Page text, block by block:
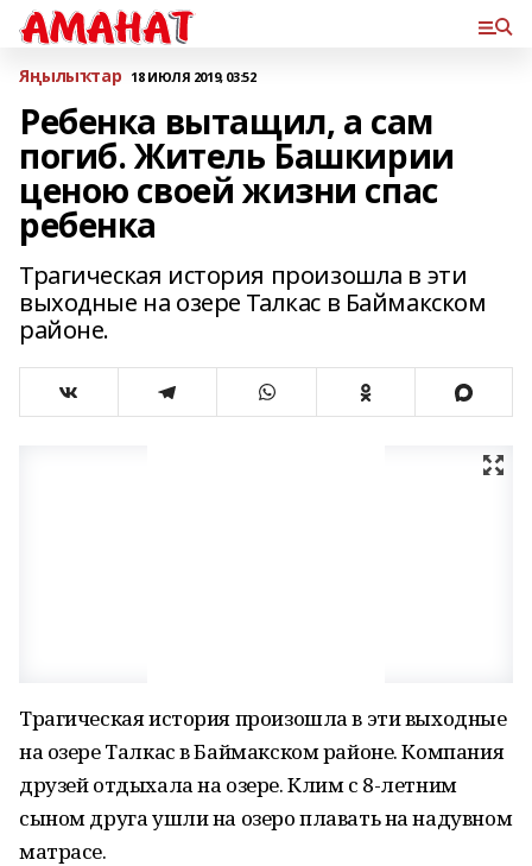
Яңылыҡтар 18 ИЮЛЯ 2019, 03:52
Ребенка вытащил, а сам
погиб. Житель Башкирии
ценою своей жизни спас
ребенка
Трагическая история произошла в эти
выходные на озере Талкас в Баймакском
районе.
Трагическая история произошла в эти выходные
на озере Талкас в Баймакском районе. Компания
друзей отдыхала на озере. Клим с 8-летним
сыном друга ушли на озеро плавать на надувном
матрасе.